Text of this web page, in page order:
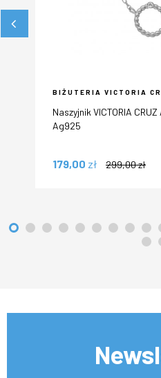
BIŻUTERIA VICTORIA
Naszyjnik VICTORIA
Ag925
179,00 zł 299,00zł